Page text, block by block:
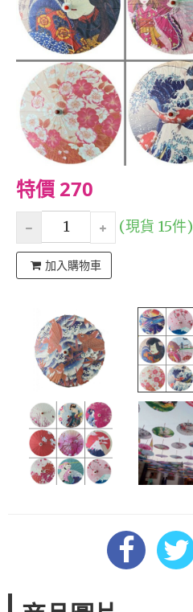
特價 270
(現貨 15件)
加入購物車